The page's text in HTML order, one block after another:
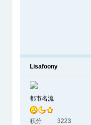
Lisafoony
都市名流
积分
3223